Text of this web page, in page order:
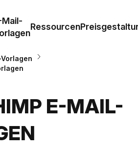
Mail-
Ressourcen
E-MAIL-